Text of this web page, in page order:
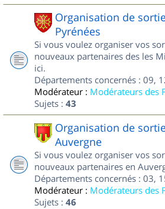
Organisation de
Pyrénées
Si vous voulez organiser vos
nouveaux partenaires des les
ici.
Départements concernés : 09,
Modérateur : Modérateurs des
Sujets : 43
Organisation de
Auvergne
Si vous voulez organiser vos
nouveaux partenaires en
Départements concernés : 03,
Modérateur : Modérateurs des
Sujets : 46